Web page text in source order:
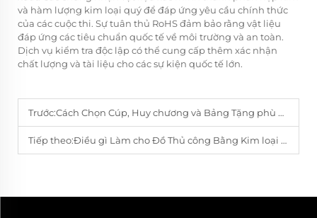
và hàm lượng kim loại quý để đáp ứng yêu cầu chính thức
của các cuộc thi. Sự tuân thủ RoHS đảm bảo rằng vật liệu
đáp ứng các tiêu chuẩn quốc tế về môi trường và an toàn.
Dịch vụ kiểm tra độc lập có thể cung cấp thêm xác nhận
chất lượng và tài liệu cho các sự kiện quốc tế lớn.
Trước:Cách Chọn Cúp, Huy chương và Bảng Tặng phù hợp với Sự kiện Doanh nghiệp
Tiếp theo:Điều gì Làm cho Đồ Thủ công Bằng Kim loại Bền bỉ Trở thành Lựa chọn Tốt nhất cho Quà tặng Kỷ niệm?